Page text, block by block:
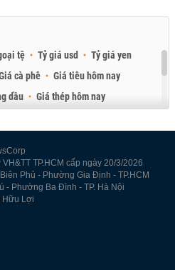
tệ Tỷ giá usd
Tỷ giá yen
cà phê
Giá tiêu hôm nay
dầu
Giá thép hôm nay
TP.HCM cấp ngày 20/3/2026
Phủ - Phường Gia Định - TP.HCM
- Phường Ba Đình - TP. Hà Nội
Hữu Lợi